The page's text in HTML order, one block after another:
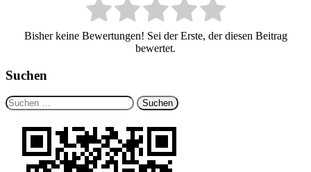
Bisher keine Bewertungen! Sei der Erste, der diesen Beitrag
bewertet.
Suchen
Suchen
nach: